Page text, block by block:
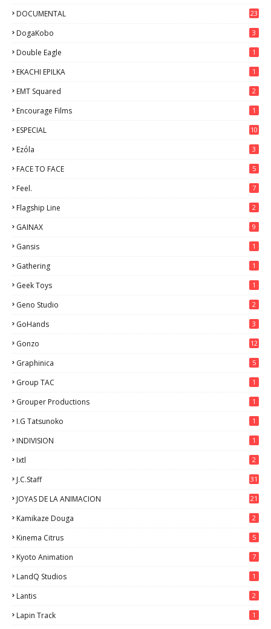
DOCUMENTAL 23
DogaKobo 3
Double Eagle 1
EKACHI EPILKA 1
EMT Squared 2
Encourage Films 1
ESPECIAL
10
Ezόla 3
FACE TO FACE 5
Feel. 7
Flagship Line 2
GAINAX 9
Gansis 1
Gathering 1
Geek Toys 1
Geno Studio 2
GoHands 3
Gonzo 12
Graphinica 5
Group TAC 1
Grouper Productions 1
I.G Tatsunoko 1
INDIVISION 1
Ixtl 2
J.C.Staff 31
JOYAS DE LA ANIMACION 21
Kamikaze Douga 2
Kinema Citrus 5
Kyoto Animation 7
LandQ Studios 1
Lantis 2
Lapin Track 1